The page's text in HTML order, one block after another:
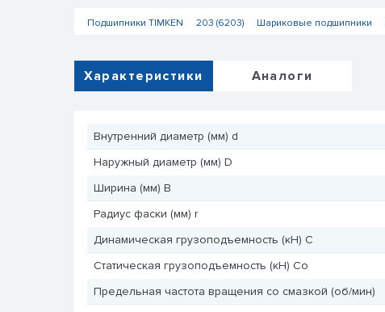
Подшипники TIMKEN 203 (6203) Шариковые подшипники
Характеристики Аналоги
Внутренний диаметр (мм) d
Наружный диаметр (мм) D
Ширина (мм) B
Радиус фаски (мм) r
Динамическая грузоподъемность (кН) C
Статическая грузоподъемность (кН) Co
Предельная частота вращения со смазкой (об/мин)